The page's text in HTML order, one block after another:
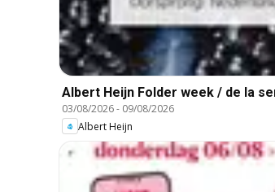
Albert Heijn Folder week / de la
03/08/2026- 09/08/2026
Albert Heijn